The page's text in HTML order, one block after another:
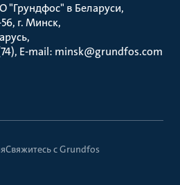
"Грундфос" в Беларуси
г. Минск
E-mail: minsk@grundfos.com
Свяжитесь с Grundfos